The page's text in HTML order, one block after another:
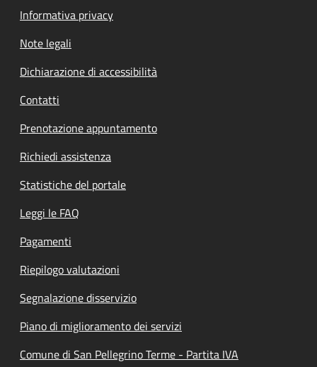
Informativa privacy
Note legali
Dichiarazione di accessibilità
Contatti
Prenotazione appuntamento
Richiedi assistenza
Statistiche del portale
Leggi le FAQ
Pagamenti
Riepilogo valutazioni
Segnalazione disservizio
Piano di miglioramento dei servizi
Comune di San Pellegrino Terme - Partita IVA